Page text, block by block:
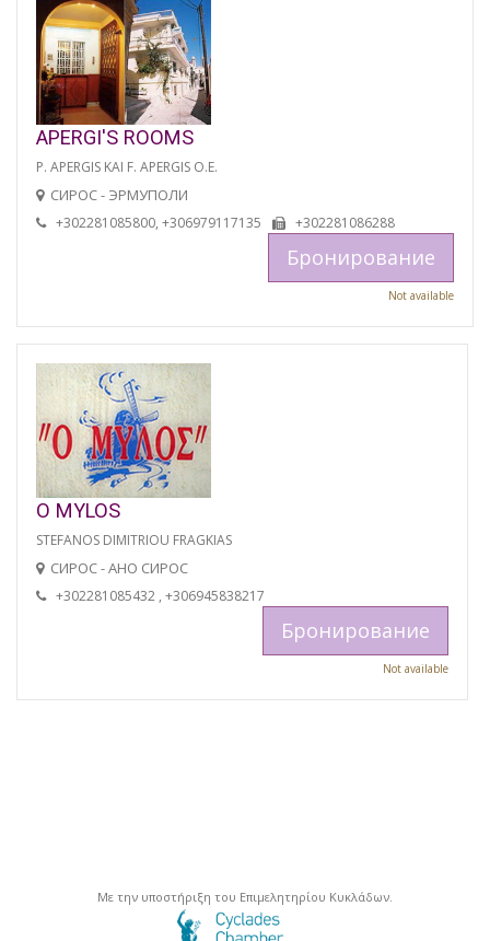
APERGI'S ROOMS
P. APERGIS KAI F. APERGIS O.E.
СИРОС - ЭРМУПОЛИ
+302281085800, +306979117135 +302281086288
Бронирование
Not available
O MYLOS
STEFANOS DIMITRIOU FRAGKIAS
СИРОС - АНО СИРОС
+302281085432 , +306945838217
Бронирование
Not available
Με την υποστήριξη του Επιμελητηρίου Κυκλάδων.